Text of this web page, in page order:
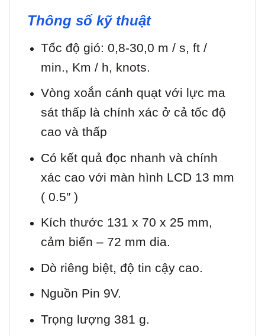
Thông số kỹ thuật
Tốc độ gió: 0,8-30,0 m / s, ft /
min., Km / h, knots.
Vòng xoắn cánh quạt với lực ma
sát thấp là chính xác ở cả tốc độ
cao và thấp
Có kết quả đọc nhanh và chính
xác cao với màn hình LCD 13 mm
( 0.5″ )
Kích thước 131 x 70 x 25 mm,
cảm biến – 72 mm dia.
Dò riêng biệt, độ tin cậy cao.
Nguồn Pin 9V.
Trọng lượng 381 g.